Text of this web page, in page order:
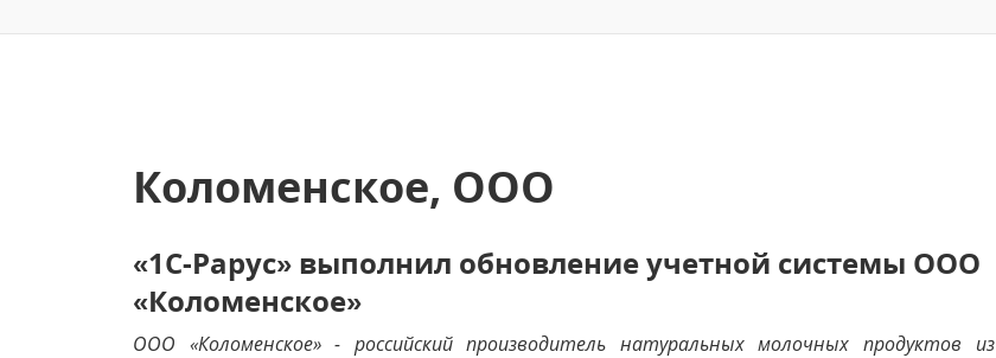
Коломенское, ООО
«1С-Рарус» выполнил обновление учетной системы ООО
«Коломенское»
ООО «Коломенское» - российский производитель натуральных молочных продуктов из